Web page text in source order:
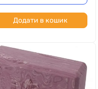
Додати в кошик